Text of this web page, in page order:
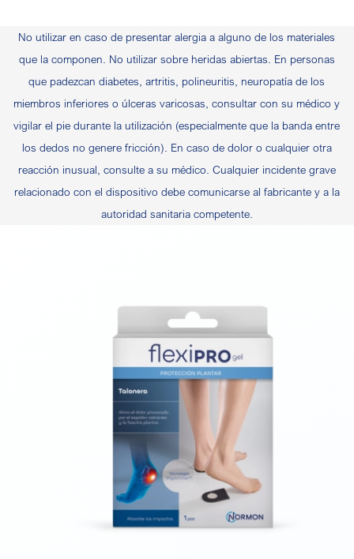
No utilizar en caso de presentar alergia a alguno de los materiales
que la componen. No utilizar sobre heridas abiertas. En personas
que padezcan diabetes, artritis, polineuritis, neuropatía de los
miembros inferiores o úlceras varicosas, consultar con su médico y
vigilar el pie durante la utilización (especialmente que la banda entre
los dedos no genere fricción). En caso de dolor o cualquier otra
reacción inusual, consulte a su médico. Cualquier incidente grave
relacionado con el dispositivo debe comunicarse al fabricante y a la
autoridad sanitaria competente.